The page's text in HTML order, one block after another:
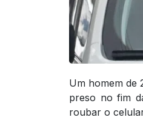
Um homem de
preso no fim
roubar o